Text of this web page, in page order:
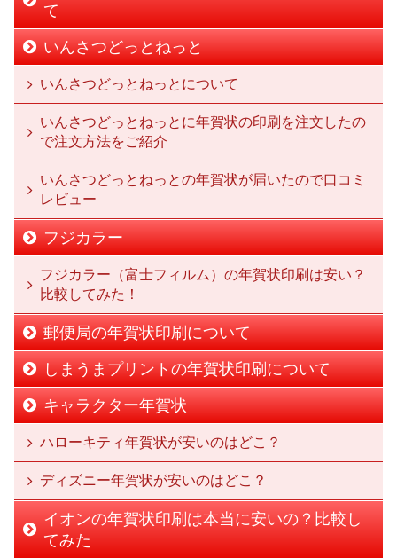
て
いんさつどっとねっと
いんさつどっとねっとについて
いんさつどっとねっとに年賀状の印刷を注文したの
で注文方法をご紹介
いんさつどっとねっとの年賀状が届いたので口コミ
レビュー
フジカラー
フジカラー（富士フィルム）の年賀状印刷は安い？
比較してみた！
郵便局の年賀状印刷について
しまうまプリントの年賀状印刷について
キャラクター年賀状
ハローキティ年賀状が安いのはどこ？
ディズニー年賀状が安いのはどこ？
イオンの年賀状印刷は本当に安いの？比較し
てみた